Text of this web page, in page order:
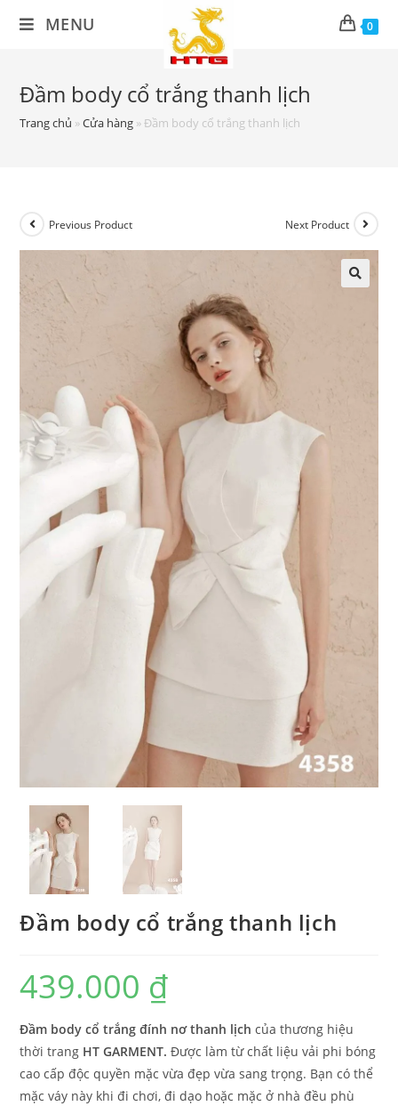
MENU 0
Đầm body cổ trắng thanh lịch
Trang chủ »Cửa hàng »Đầm body cổ trắng thanh lịch
Previous Product Next Product
Đầm body cổ trắng thanh lịch
439.000 ₫
Đầm body cổ trắng đính nơ thanh lịch của thương hiệu
thời trang HT GARMENT.Được làm từ chất liệu vải phi bóng
cao cấp độc quyền mặc vừa đẹp vừa sang trọng. Bạn có thể
mặc váy này khi đi chơi, đi dạo hoặc mặc ở nhà đều phù